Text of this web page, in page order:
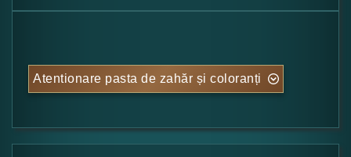
Atentionare pasta de zahăr și coloranți